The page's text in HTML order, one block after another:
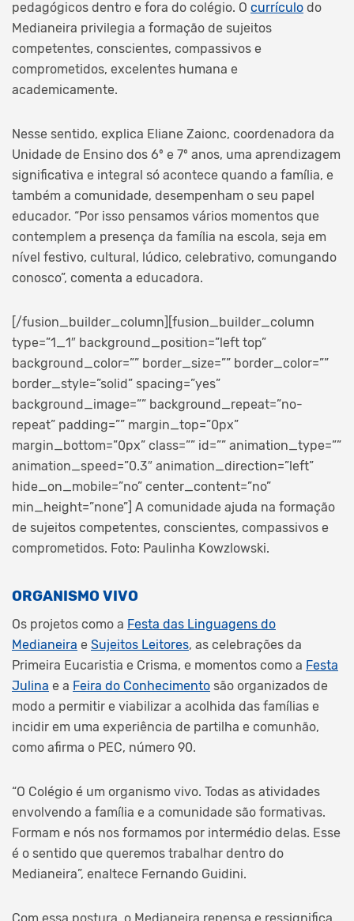
pedagógicos dentro e fora do colégio. O currículo do
Medianeira privilegia a formação de sujeitos
competentes, conscientes, compassivos e
comprometidos, excelentes humana e
academicamente.
Nesse sentido, explica Eliane Zaionc, coordenadora da
Unidade de Ensino dos 6º e 7º anos, uma aprendizagem
significativa e integral só acontece quando a família, e
também a comunidade, desempenham o seu papel
educador. “Por isso pensamos vários momentos que
contemplem a presença da família na escola, seja em
nível festivo, cultural, lúdico, celebrativo, comungando
conosco”, comenta a educadora.
[/fusion_builder_column][fusion_builder_column
type=”1_1″ background_position=”left top”
background_color=”” border_size=”” border_color=””
border_style=”solid” spacing=”yes”
background_image=”” background_repeat=”no-
repeat” padding=”” margin_top=”0px”
margin_bottom=”0px” class=”” id=”” animation_type=””
animation_speed=”0.3″ animation_direction=”left”
hide_on_mobile=”no” center_content=”no”
min_height=”none”] A comunidade ajuda na formação
de sujeitos competentes, conscientes, compassivos e
comprometidos. Foto: Paulinha Kowzlowski.
ORGANISMO VIVO
Os projetos como a Festa das Linguagens do
Medianeira e Sujeitos Leitores, as celebrações da
Primeira Eucaristia e Crisma, e momentos como a Festa
Julina e a Feira do Conhecimento são organizados de
modo a permitir e viabilizar a acolhida das famílias e
incidir em uma experiência de partilha e comunhão,
como afirma o PEC, número 90.
“O Colégio é um organismo vivo. Todas as atividades
envolvendo a família e a comunidade são formativas.
Formam e nós nos formamos por intermédio delas. Esse
é o sentido que queremos trabalhar dentro do
Medianeira”, enaltece Fernando Guidini.